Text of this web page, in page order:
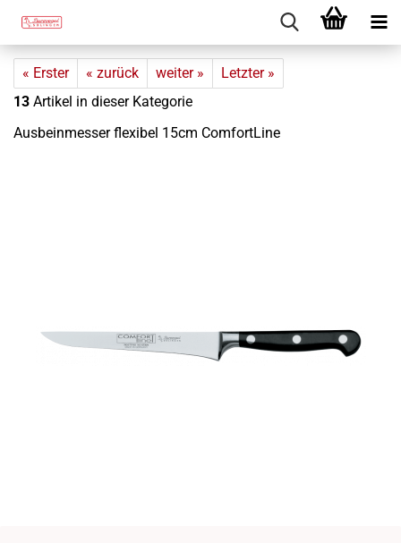
« Erster « zurück weiter »
Letzter »
13 Artikel in dieser Kategorie
Aus­bein­mes­ser fle­xi­bel 15cm Com­fort­Li­ne